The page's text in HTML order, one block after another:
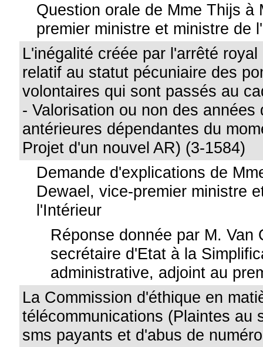
Question orale de Mme Thijs à
premier ministre et ministre de
L'inégalité créée par l'arrêté
relatif au statut pécuniaire des
volontaires qui sont passés au
- Valorisation ou non des années
antérieures dépendantes du
Projet d'un nouvel AR) (3-1584)
Demande d'explications de
Dewael, vice-premier ministre
l'Intérieur
Réponse donnée par M. Van
secrétaire d'Etat à la
administrative, adjoint au
La Commission d'éthique en
télécommunications (Plaintes au
sms payants et d'abus de